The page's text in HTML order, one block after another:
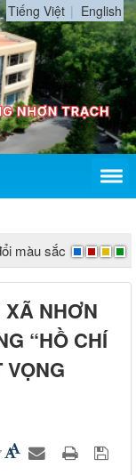
Tiếng Việt English
màu sắc
XÃ NHƠN
“HỒ CHÍ
VỌNG